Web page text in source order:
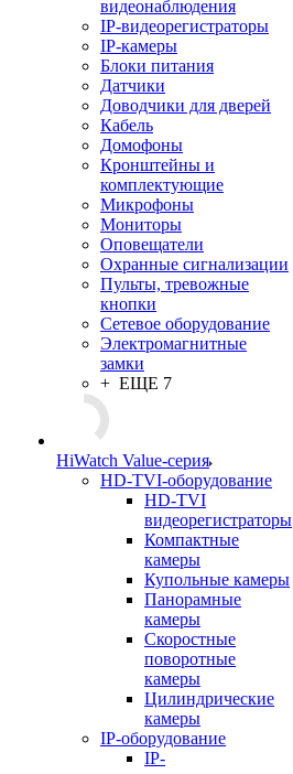
видеонаблюдения
IP-видеорегистраторы
IP-камеры
Блоки питания
Датчики
Доводчики для дверей
Кабель
Домофоны
Кронштейны и
комплектующие
Микрофоны
Мониторы
Оповещатели
Охранные сигнализации
Пульты, тревожные
кнопки
Сетевое оборудование
Электромагнитные
замки
+ ЕЩЕ 7
HiWatch Value-серия
HD-TVI-оборудование
HD-TVI
видеорегистраторы
Компактные
камеры
Купольные камеры
Панорамные
камеры
Скоростные
поворотные
камеры
Цилиндрические
камеры
IP-оборудование
IP-